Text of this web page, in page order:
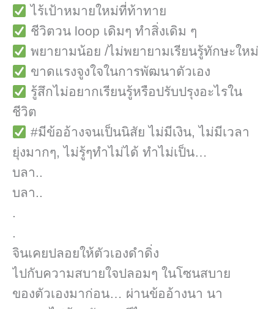
ไร้เป้าหมายใหม่ที่ท้าทาย
ชีวิตวน loop เดิมๆ ทำสิ่งเดิม ๆ
​ พยายามน้อย /ไม่พยายามเรียนรู้ทักษะใหม่
ขาดแรงจูงใจในการพัฒนาตัวเอง
​ รู้สึกไม่อยากเรียนรู้หรือปรับปรุงอะไรใน
ชีวิต
#มีข้ออ้างจนเป็นนิสัย ไม่มีเงิน, ไม่มีเวลา
ยุ่งมากๆ, ไม่รู้ๆทำไม่ได้ ทำไม่เป็น…
บลา..
บลา..
.
.
จินเคยปลอยให้ตัวเองดำดิ่ง
ไปกับความสบายใจปลอมๆ ในโซนสบาย
ของตัวเองมาก่อน… ผ่านข้ออ้างนา นา